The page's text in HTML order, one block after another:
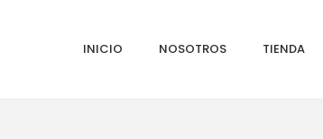
INICIO NOSOTROS TIENDA